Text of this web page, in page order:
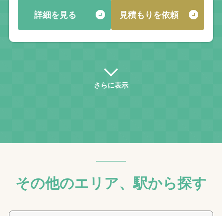
詳細を見る 見積もりを依頼
さらに表示
その他のエリア、駅から探す